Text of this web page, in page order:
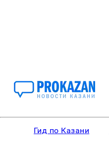
Гид по Казани